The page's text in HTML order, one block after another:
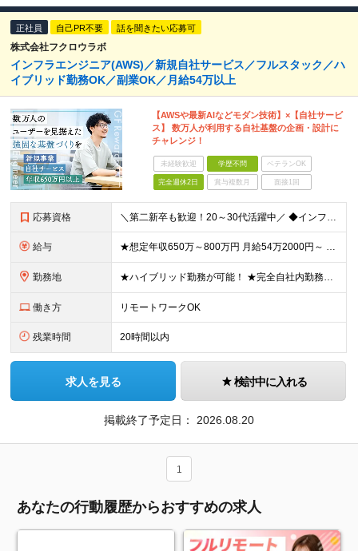
正社員 自己PR不要 話を聞きたい応募可
株式会社フクロウラボ
インフラエンジニア(AWS)／新規自社サービス／フルスタック／ハ
イブリッド勤務OK／副業OK／月給54万以上
【AWSや最新AIなどモダン技術】×【自社サービ
ス】 数万人が利用する自社基盤の企画・設計に
チャレンジ！
未経験歓迎 学歴不問 ベテランOK
完全週休2日 賞与複数月 面接1回
応募資格 ＼第二新卒も歓迎！20～30代活躍中／ ◆インフラエンジニアとしてのご経験(AWS)が3年以上 ◆バックエンドエンジニアとしてのご経験(Go,TypeScriptのいずれか)が5年以上 ◆学歴不問
給与 ★想定年収650万～800万円 月給54万2000円～ ※上記には固定残業代：14万1040円(固定残業時間45時間/月)を含みます ※超過分は別途支給します ※試用期間3ヵ月あり。期間中の給与・
勤務地 ★ハイブリッド勤務が可能！ ★完全自社内勤務／客先常駐一切なし ◆東京都渋谷区南平台町16-28 Daiwa渋谷スクエア 3階 ※(変更の範囲)上記を除く当社関連勤務地
働き方 リモートワークOK
残業時間 20時間以内
求人を見る 検討中に入れる
掲載終了予定日： 2026.08.20
1
あなたの行動履歴からおすすめの求人